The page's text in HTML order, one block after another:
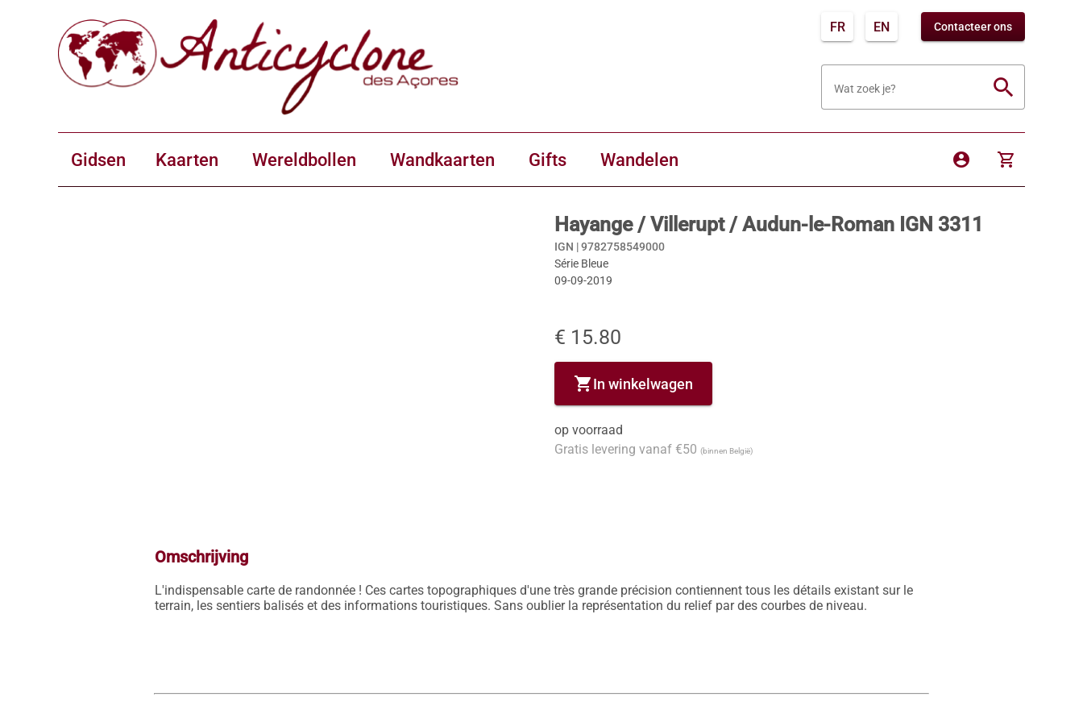
FR EN Contacteer ons
Wat zoek je? search
Gidsen Kaarten Wereldbollen Wandkaarten Gifts Wandelen account_circle shopping_cart
Hayange / Villerupt / Audun-le-Roman IGN 3311
IGN |9782758549000
Série Bleue
09-09-2019
€ 15.80
shopping_cartIn winkelwagen
op voorraad
Gratis levering vanaf €50 (binnen België)
Omschrijving
L'indispensable carte de randonnée ! Ces cartes topographiques d'une très grande précision contiennent tous les détails existant sur le
terrain, les sentiers balisés et des informations touristiques. Sans oublier la représentation du relief par des courbes de niveau.